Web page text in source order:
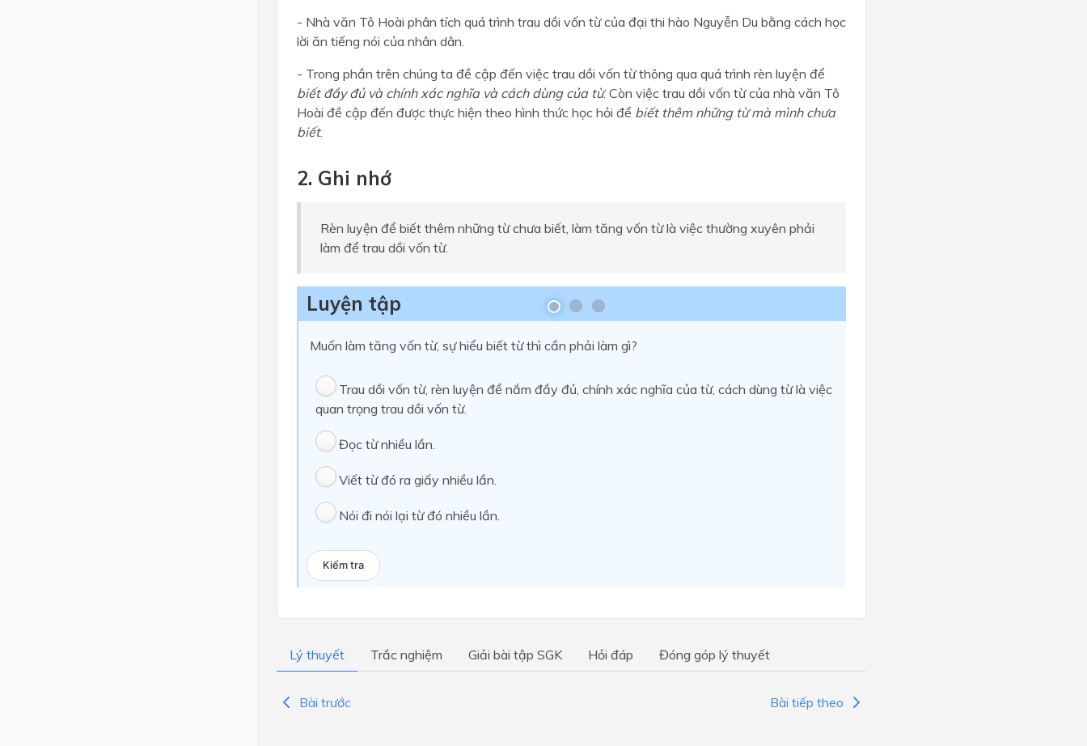
- Nhà văn Tô Hoài phân tích quá trình trau dồi vốn từ của đại thi hào Nguyễn Du bằng cách học
lời ăn tiếng nói của nhân dân.
- Trong phần trên chúng ta đề cập đến việc trau dồi vốn từ thông qua quá trình rèn luyện để
biết đầy đủ và chính xác nghĩa và cách dùng của từ. Còn việc trau dồi vốn từ của nhà văn Tô
Hoài đề cập đến được thực hiện theo hình thức học hỏi để biết thêm những từ mà mình chưa
biết.
2. Ghi nhớ
Rèn luyện để biết thêm những từ chưa biết, làm tăng vốn từ là việc thường xuyên phải
làm để trau dồi vốn từ.
Luyện tập
Muốn làm tăng vốn từ, sự hiểu biết từ thì cần phải làm gì?
Trau dồi vốn từ, rèn luyện để nắm đầy đủ, chính xác nghĩa của từ, cách dùng từ là việc
quan trọng trau dồi vốn từ.
Đọc từ nhiều lần.
Viết từ đó ra giấy nhiều lần.
Nói đi nói lại từ đó nhiều lần.
Kiểm tra
Lý thuyết Trắc nghiệm Giải bài tập SGK Hỏi đáp Đóng góp lý thuyết
Bài trước Bài tiếp theo